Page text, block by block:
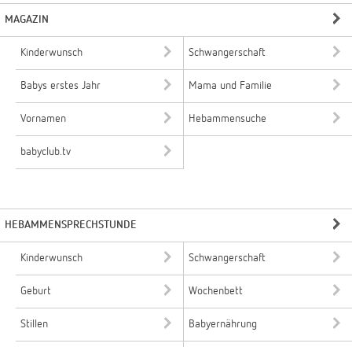
MAGAZIN
Kinderwunsch Schwangerschaft
Babys erstes Jahr Mama und Familie
Vornamen Hebammensuche
babyclub.tv
HEBAMMENSPRECHSTUNDE
Kinderwunsch Schwangerschaft
Geburt Wochenbett
Stillen Babyernährung